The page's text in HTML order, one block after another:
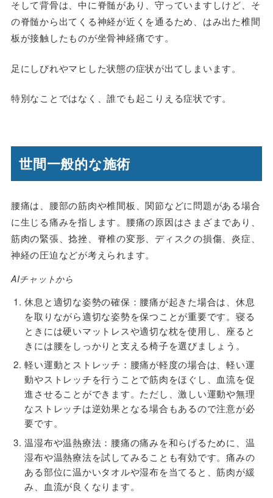
そして背骨は、中に脊髄があり、守っていますしけど、そ
の脊髄から出てくる神経が近くを通るため、はみ出た椎間
板が接触したものが坐骨神経痛です。
足にしびれやマヒした状態の症状が出てしまいます。
特別なことではなく、誰でも起こりえる症状です。
世間一般的な施術
腰痛は、腰部の筋肉や椎間板、関節などに問題がある場合
に生じる痛みを指します。腰痛の原因はさまざまであり、
筋肉の緊張、捻挫、脊椎の変形、ディスクの損傷、炎症、
神経の圧迫などが考えられます。
AIチャットから
休息と適切な姿勢の確保：腰痛が起きた場合は、休息
を取りながら適切な姿勢を保つことが重要です。寝る
ときには硬いマットレスや適切な枕を使用し、座ると
きには腰をしっかりと支える椅子を選びましょう。
軽い運動とストレッチ：腰痛が軽度の場合は、軽い運
動やストレッチを行うことで筋肉をほぐし、血流を促
進させることができます。ただし、激しい運動や無理
なストレッチは逆効果となる場合もあるので注意が必
要です。
温湿布や温熱療法：腰痛の痛みを和らげるために、温
湿布や温熱療法を試してみることも有効です。痛みの
ある部位に温かいタオルや湿布を当てると、筋肉が緩
み、血流が良くなります。